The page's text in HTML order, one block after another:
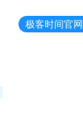
极客时间官